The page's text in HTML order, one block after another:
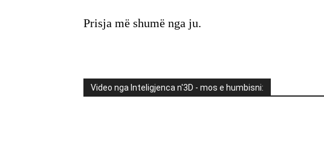
Prisja më shumë nga ju.
Video nga Inteligjenca n'3D - mos e humbisni: